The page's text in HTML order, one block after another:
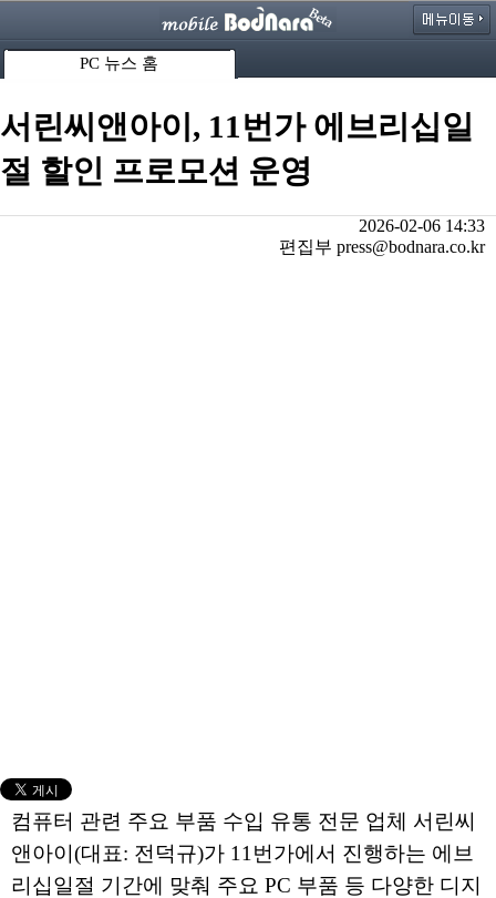
PC 뉴스 홈
서린씨앤아이, 11번가 에브리십일
절 할인 프로모션 운영
2026-02-06 14:33
편집부 press@bodnara.co.kr
컴퓨터 관련 주요 부품 수입 유통 전문 업체 서린씨
앤아이(대표: 전덕규)가 11번가에서 진행하는 에브
리십일절 기간에 맞춰 주요 PC 부품 등 다양한 디지